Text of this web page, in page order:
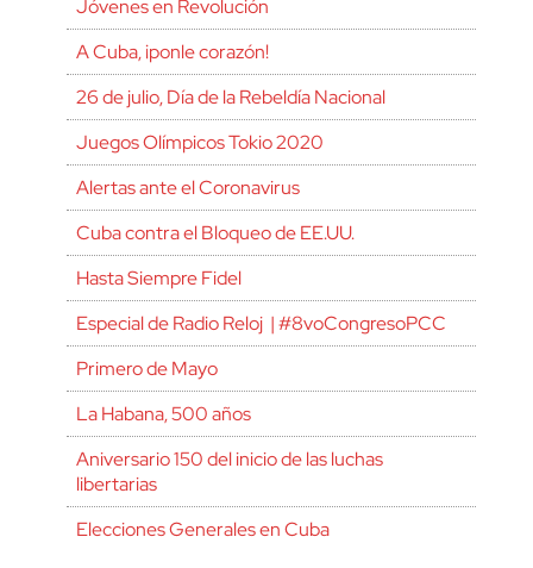
Jóvenes en Revolución
A Cuba, ¡ponle corazón!
26 de julio, Día de la Rebeldía Nacional
Juegos Olímpicos Tokio 2020
Alertas ante el Coronavirus
Cuba contra el Bloqueo de EE.UU.
Hasta Siempre Fidel
Especial de Radio Reloj | #8voCongresoPCC
Primero de Mayo
La Habana, 500 años
Aniversario 150 del inicio de las luchas
libertarias
Elecciones Generales en Cuba